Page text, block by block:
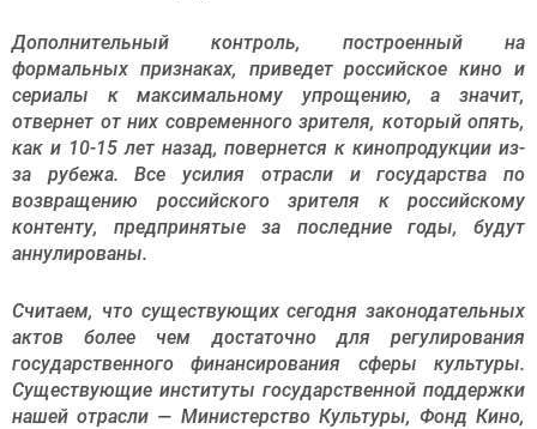
Дополнительный контроль, построенный на
формальных признаках, приведет российское кино и
сериалы к максимальному упрощению, а значит,
отвернет от них современного зрителя, который опять,
как и 10-15 лет назад, повернется к кинопродукции из-
за рубежа. Все усилия отрасли и государства по
возвращению российского зрителя к российскому
контенту, предпринятые за последние годы, будут
аннулированы.
Считаем, что существующих сегодня законодательных
актов более чем достаточно для регулирования
государственного финансирования сферы культуры.
Существующие институты государственной поддержки
нашей отрасли — Министерство Культуры, Фонд Кино,